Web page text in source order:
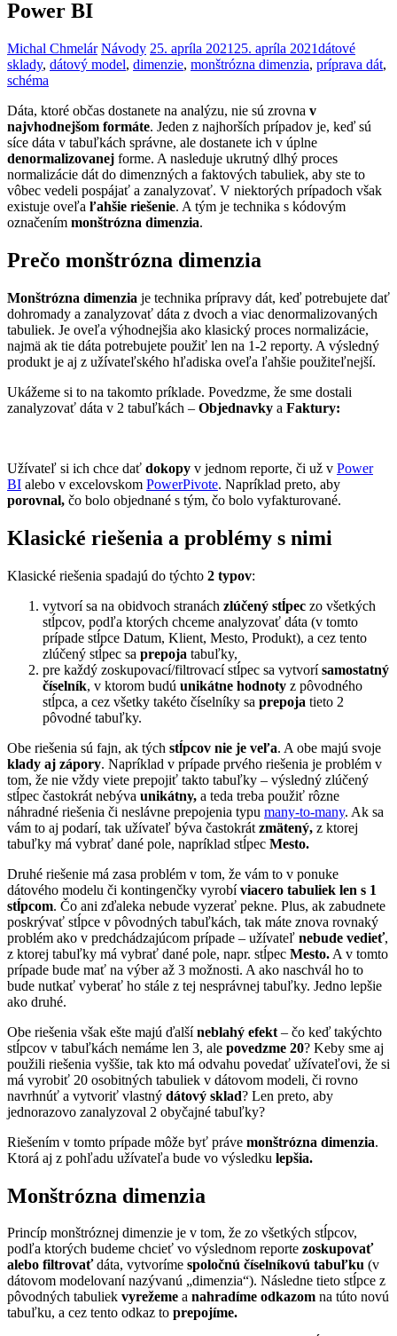
Power BI
Michal Chmelár Návody 25. apríla 2021 25. apríla 2021dátové
sklady, dátový model, dimenzie, monštrózna dimenzia, príprava dát,
schéma
Dáta, ktoré občas dostanete na analýzu, nie sú zrovna v
najvhodnejšom formáte. Jeden z najhorších prípadov je, keď sú
síce dáta v tabuľkách správne, ale dostanete ich v úplne
denormalizovanej forme. A nasleduje ukrutný dlhý proces
normalizácie dát do dimenzných a faktových tabuliek, aby ste to
vôbec vedeli pospájať a zanalyzovať. V niektorých prípadoch však
existuje oveľa ľahšie riešenie. A tým je technika s kódovým
označením monštrózna dimenzia.
Prečo monštrózna dimenzia
Monštrózna dimenzia je technika prípravy dát, keď potrebujete dať
dohromady a zanalyzovať dáta z dvoch a viac denormalizovaných
tabuliek. Je oveľa výhodnejšia ako klasický proces normalizácie,
najmä ak tie dáta potrebujete použiť len na 1-2 reporty. A výsledný
produkt je aj z užívateľského hľadiska oveľa ľahšie použiteľnejší.
Ukážeme si to na takomto príklade. Povedzme, že sme dostali
zanalyzovať dáta v 2 tabuľkách – Objednavky a Faktury:
Užívateľ si ich chce dať dokopy v jednom reporte, či už v Power
BI alebo v excelovskom PowerPivote. Napríklad preto, aby
porovnal, čo bolo objednané s tým, čo bolo vyfakturované.
Klasické riešenia a problémy s nimi
Klasické riešenia spadajú do týchto 2 typov:
vytvorí sa na obidvoch stranách zlúčený stĺpec zo všetkých
stĺpcov, podľa ktorých chceme analyzovať dáta (v tomto
prípade stĺpce Datum, Klient, Mesto, Produkt), a cez tento
zlúčený stĺpec sa prepoja tabuľky,
pre každý zoskupovací/filtrovací stĺpec sa vytvorísamostatný
číselník, v ktorom budú unikátne hodnoty z pôvodného
stĺpca, a cez všetky takéto číselníky sa prepoja tieto 2
pôvodné tabuľky.
Obe riešenia sú fajn, ak tých stĺpcov nie je veľa. A obe majú svoje
klady aj zápory. Napríklad v prípade prvého riešenia je problém v
tom, že nie vždy viete prepojiť takto tabuľky – výsledný zlúčený
stĺpec častokrát nebýva unikátny, a teda treba použiť rôzne
náhradné riešenia či neslávne prepojenia typu many-to-many. Ak sa
vám to aj podarí, tak užívateľ býva častokrát zmätený, z ktorej
tabuľky má vybrať dané pole, napríklad stĺpec Mesto.
Druhé riešenie má zasa problém v tom, že vám to v ponuke
dátového modelu či kontingenčky vyrobíviacero tabuliek len s 1
stĺpcom. Čo ani zďaleka nebude vyzerať pekne. Plus, ak zabudnete
poskrývať stĺpce v pôvodných tabuľkách, tak máte znova rovnaký
problém ako v predchádzajúcom prípade – užívateľ nebude vedieť,
z ktorej tabuľky má vybrať dané pole, napr. stĺpec Mesto. A v tomto
prípade bude mať na výber až 3 možnosti. A ako naschvál ho to
bude nutkať vyberať ho stále z tej nesprávnej tabuľky. Jedno lepšie
ako druhé.
Obe riešenia však ešte majú ďalšíneblahý efekt – čo keď takýchto
stĺpcov v tabuľkách nemáme len 3, ale povedzme 20? Keby sme aj
použili riešenia vyššie, tak kto má odvahu povedať užívateľovi, že si
má vyrobiť 20 osobitných tabuliek v dátovom modeli, či rovno
navrhnúť a vytvoriť vlastný dátový sklad? Len preto, aby
jednorazovo zanalyzoval 2 obyčajné tabuľky?
Riešením v tomto prípade môže byť práve monštrózna dimenzia.
Ktorá aj z pohľadu užívateľa bude vo výsledku lepšia.
Monštrózna dimenzia
Princíp monštróznej dimenzie je v tom, že zo všetkých stĺpcov,
podľa ktorých budeme chcieť vo výslednom reporte zoskupovať
alebo filtrovaťdáta, vytvoríme spoločnú číselníkovú tabuľku (v
dátovom modelovaní nazývanú „dimenzia“). Následne tieto stĺpce z
pôvodných tabuliek vyrežeme a nahradíme odkazom na túto novú
tabuľku, a cez tento odkaz to prepojíme.